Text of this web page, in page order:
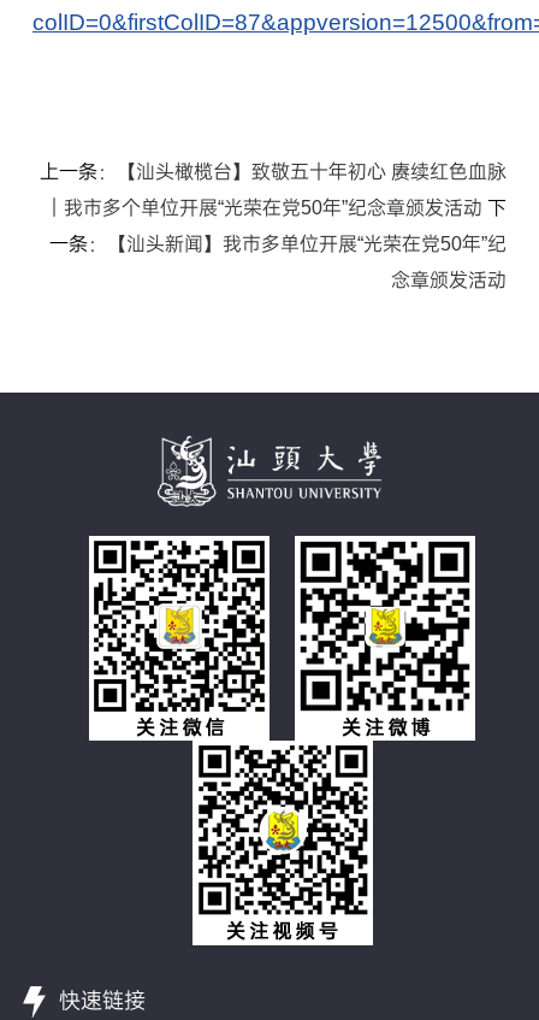
上一条：
【汕头橄榄台】致敬五十年初心 赓续红色血脉
｜我市多个单位开展“光荣在党50年”纪念章颁发活动 下
一条：
【汕头新闻】我市多单位开展“光荣在党50年”纪
念章颁发活动
快速链接